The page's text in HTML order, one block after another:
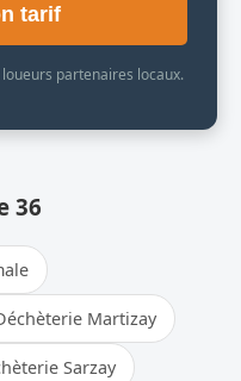
tarif
partenaires locaux.
36
Martizay
Sarzay